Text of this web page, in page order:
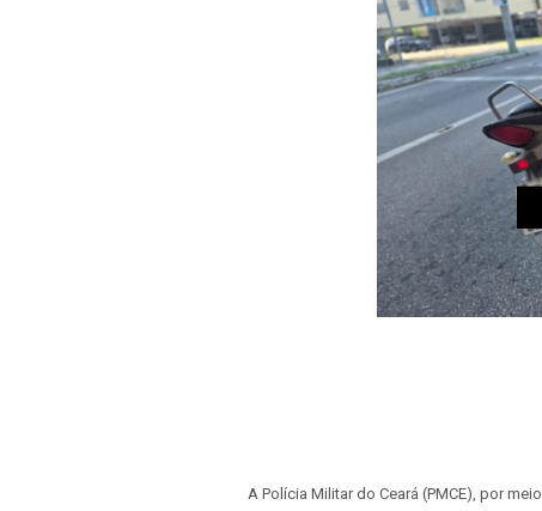
A Polícia Militar do Ceará (PMCE), por